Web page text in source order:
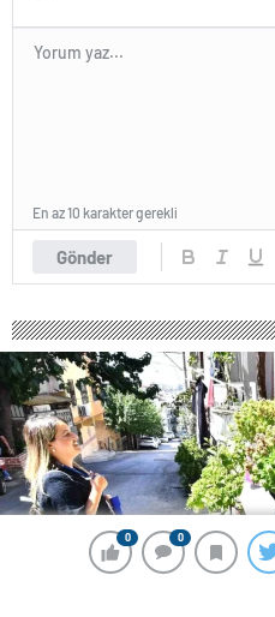
0 0
Gönder
En az 10 karakter gerekli
0 0